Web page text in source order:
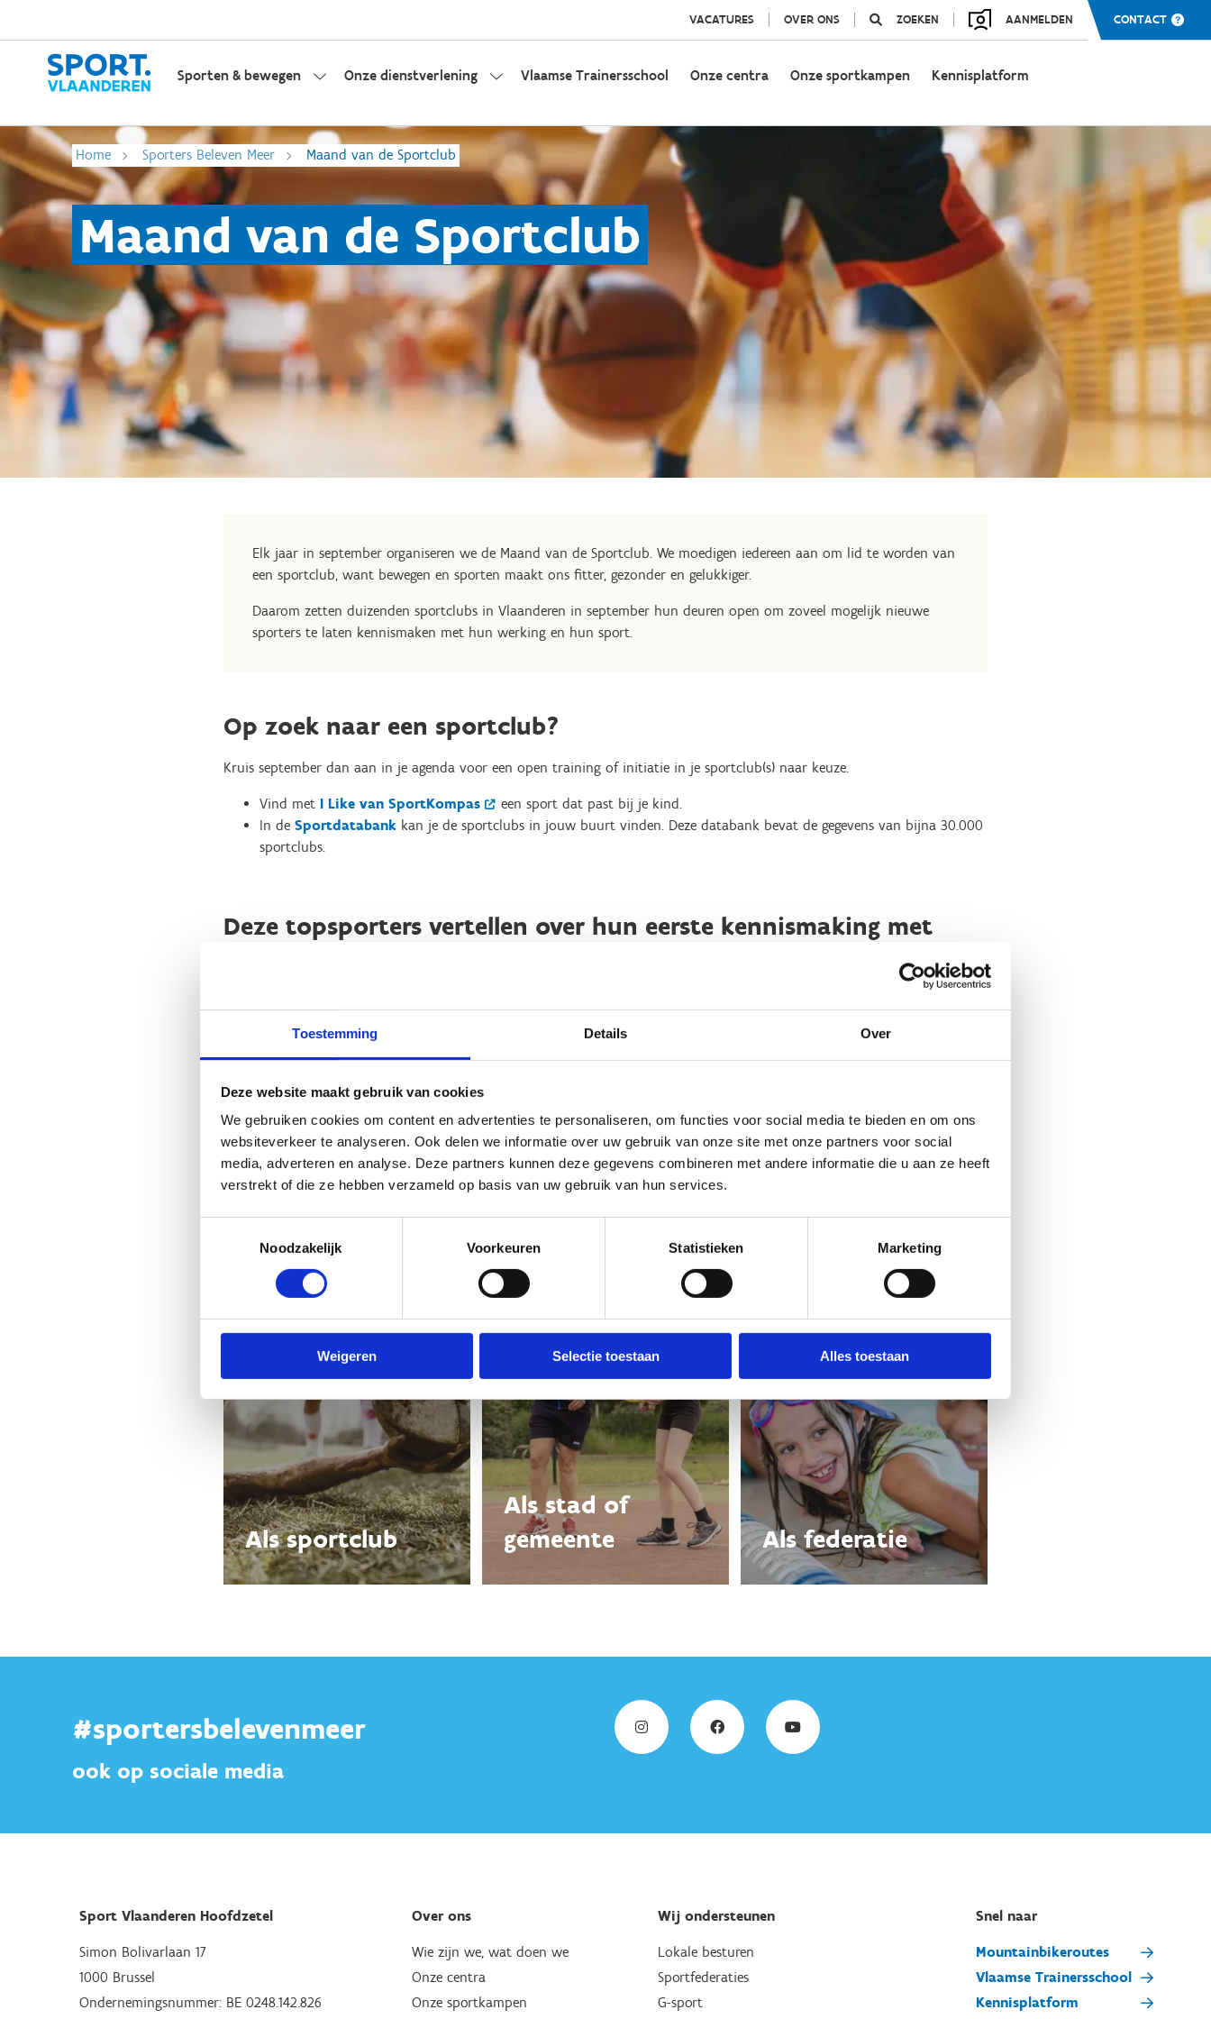
Toestemming Details Over
Deze website maakt gebruik van cookies
We gebruiken cookies om content en advertenties te personaliseren, om functies voor social media te bieden en om ons
websiteverkeer te analyseren. Ook delen we informatie over uw gebruik van onze site met onze partners voor social
media, adverteren en analyse. Deze partners kunnen deze gegevens combineren met andere informatie die u aan ze heeft
verstrekt of die ze hebben verzameld op basis van uw gebruik van hun services.
Noodzakelijk
Voorkeuren Statistieken Marketing
Weigeren Selectie toestaan Alles toestaan
VACATURES OVER ONS ZOEKEN AANMELDEN CONTACT
Sporten & bewegen Onze dienstverlening Vlaamse Trainersschool Onze centra Onze sportkampen Kennisplatform
Home Sporters Beleven Meer Maand van de Sportclub
Maand van de Sportclub
Elk jaar in september organiseren we de Maand van de Sportclub. We moedigen iedereen aan om lid te worden van
een sportclub, want bewegen en sporten maakt ons fitter, gezonder en gelukkiger.
Daarom zetten duizenden sportclubs in Vlaanderen in september hun deuren open om zoveel mogelijk nieuwe
sporters te laten kennismaken met hun werking en hun sport.
Op zoek naar een sportclub?
Kruis september dan aan in je agenda voor een open training of initiatie in je sportclub(s) naar keuze.
Vind met I Like van SportKompas
een sport dat past bij je kind.
In de Sportdatabank kan je de sportclubs in jouw buurt vinden. Deze databank bevat de gegevens van bijna 30.000
sportclubs.
Deze topsporters vertellen over hun eerste kennismaking met
Zelf meedoen?
Als sportclub
Als stad of
gemeente
Als federatie
#sportersbelevenmeer
ook op sociale media
Sport Vlaanderen Hoofdzetel
Simon Bolivarlaan 17
1000 Brussel
Ondernemingsnummer: BE 0248.142.826
Over ons
Wie zijn we, wat doen we
Onze centra
Onze sportkampen
Wij ondersteunen
Lokale besturen
Sportfederaties
G-sport
Snel naar
Mountainbikeroutes
Vlaamse Trainersschool
Kennisplatform